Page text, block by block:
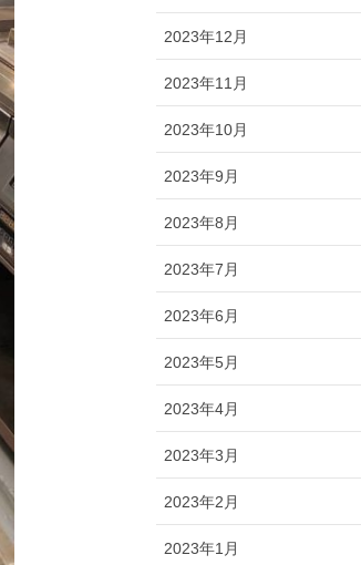
2023年12月
2023年11月
2023年10月
2023年9月
2023年8月
2023年7月
2023年6月
2023年5月
2023年4月
2023年3月
2023年2月
2023年1月